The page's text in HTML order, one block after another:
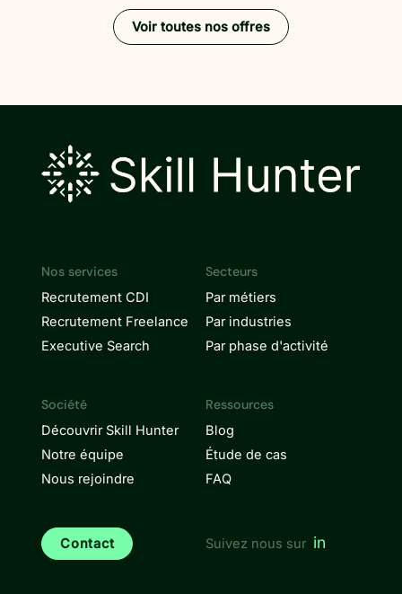
Voir toutes nos offres
Nos services
Recrutement CDI
Recrutement Freelance
Executive Search
Secteurs
Par métiers
Par industries
Par phase d'activité
Société
Découvrir Skill Hunter
Notre équipe
Nous rejoindre
Contact
Ressources
Blog
Étude de cas
FAQ
Suivez nous sur in